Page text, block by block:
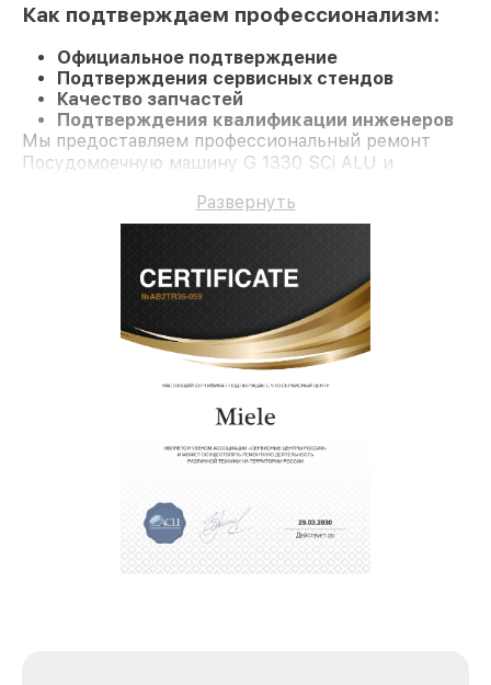
Как подтверждаем профессионализм:
Официальное подтверждение
Подтверждения сервисных стендов
Качество запчастей
Подтверждения квалификации инженеров
Мы предоставляем профессиональный ремонт
Посудомоечную машину G 1330 SCi ALU и
Развернуть